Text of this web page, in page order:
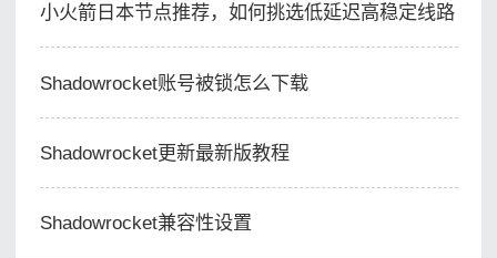
小火箭日本节点推荐，如何挑选低延迟高稳定线路
Shadowrocket账号被锁怎么下载
Shadowrocket更新最新版教程
Shadowrocket兼容性设置